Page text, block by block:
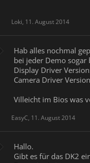
Loki, 11. August 2014
Hab alles nochmal
bei jeder Demo sogar
Display Driver
Camera Driver
Villeicht im Bios was
EasyC, 11. August 2014
Hallo.
Gibt es für das DK2